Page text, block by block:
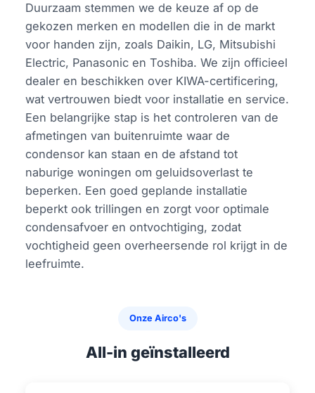
Duurzaam stemmen we de keuze af op de
gekozen merken en modellen die in de markt
voor handen zijn, zoals Daikin, LG, Mitsubishi
Electric, Panasonic en Toshiba. We zijn officieel
dealer en beschikken over KIWA-certificering,
wat vertrouwen biedt voor installatie en service.
Een belangrijke stap is het controleren van de
afmetingen van buitenruimte waar de
condensor kan staan en de afstand tot
naburige woningen om geluidsoverlast te
beperken. Een goed geplande installatie
beperkt ook trillingen en zorgt voor optimale
condensafvoer en ontvochtiging, zodat
vochtigheid geen overheersende rol krijgt in de
leefruimte.
Onze Airco's
All-in geïnstalleerd